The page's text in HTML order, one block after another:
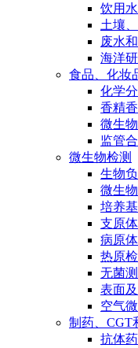
饮用
土壤
废水
海洋
食品、化妆
化学
香精
微生
监管
微生物检测
生物
微生
培养
支原
病原
热原
无菌
表面
空气
制药、CGT
抗体